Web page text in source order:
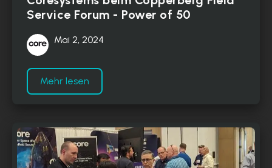
Service Forum - Power of 50
Mai 2, 2024
Mehr lesen